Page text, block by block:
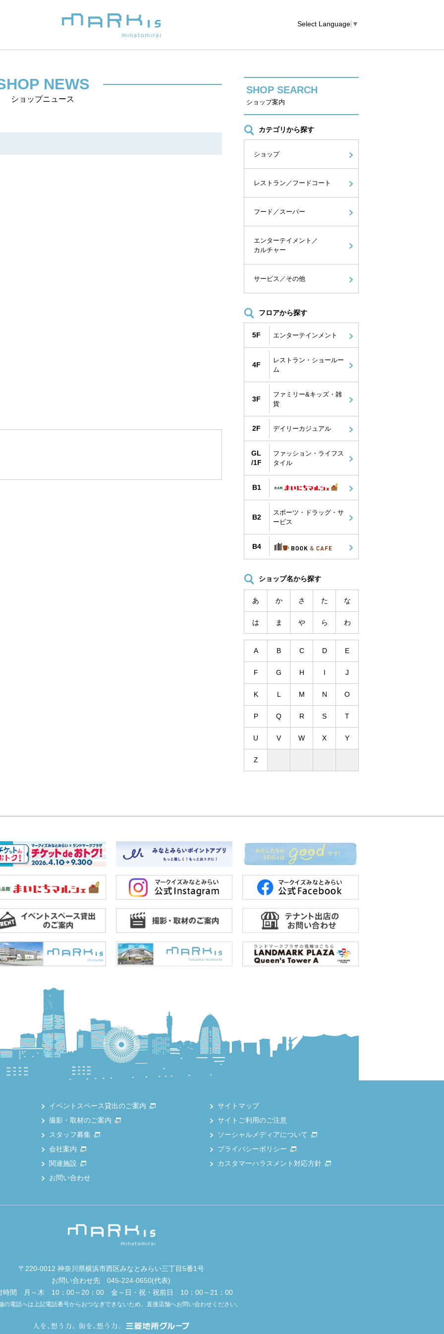
Select Language ▼
NEWS
ショップニュース
SHOP SEARCH
ショップ案内
カテゴリから探す
ショップ
レストラン／フードコート
フード／スーパー
エンターテイメント／
カルチャー
サービス／その他
フロアから探す
5F エンターテインメント
4F
レストラン・ショールー
ム
3F
ファミリー&キッズ・雑
貨
2F デイリーカジュアル
GL
/1F
ファッション・ライフス
タイル
B1
B2
スポーツ・ドラッグ・サ
ービス
B4
ショップ名から探す
あ か さ た な
は ま や ら わ
A B C D E
F G H I J
K L M N O
P Q R S T
U V W X Y
Z
イベントスペース貸出のご案内
撮影・取材のご案内
スタッフ募集
会社案内
関連施設
お問い合わせ
サイトマップ
サイトご利用のご注意
ソーシャルメディアについて
プライバシーポリシー
カスタマーハラスメント対応方針
〒220-0012 神奈川県横浜市西区みなとみらい三丁目5番1号
お問い合わせ先 045-224-0650(代表)
時間 月～木 10：00～20：00 金～日・祝・祝前日 10：00～21：00
の電話へは上記電話番号からおつなぎできないため、直接店舗へお問い合わせください。